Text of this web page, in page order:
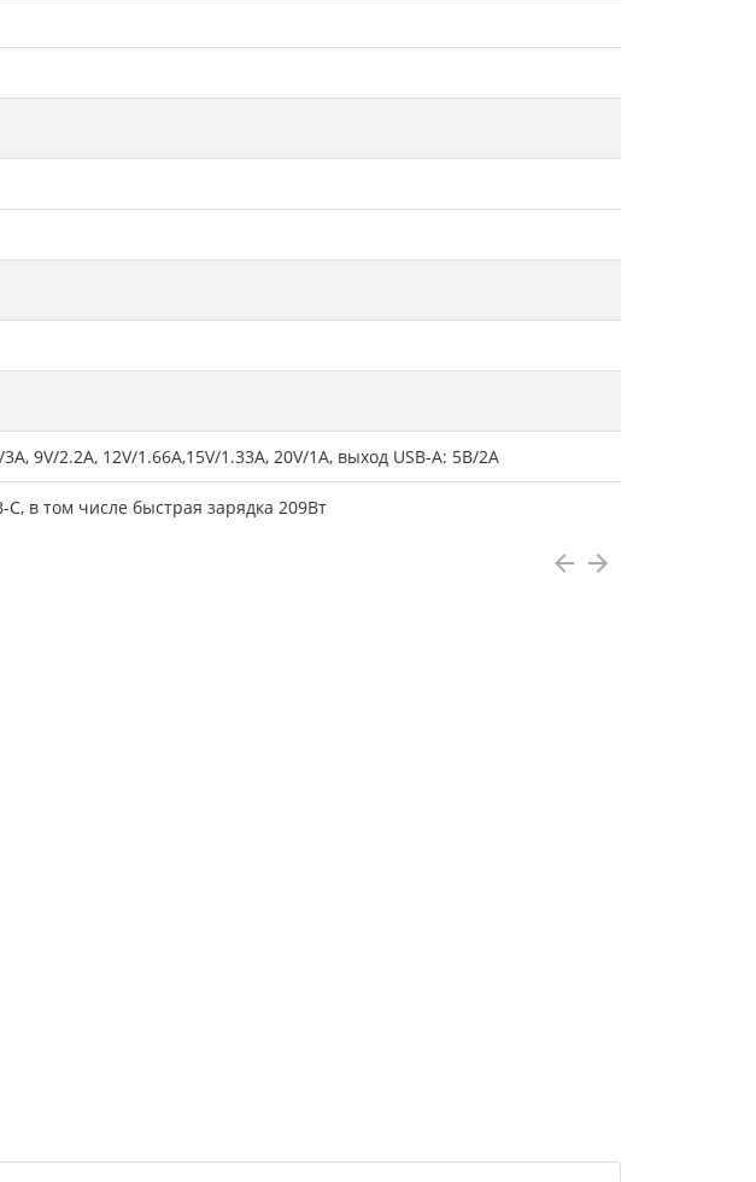
9V/2.2A, 12V/1.66A,15V/1.33A, 20V/1A, выход USB-A: 5В/2A
в том числе быстрая зарядка 209Вт